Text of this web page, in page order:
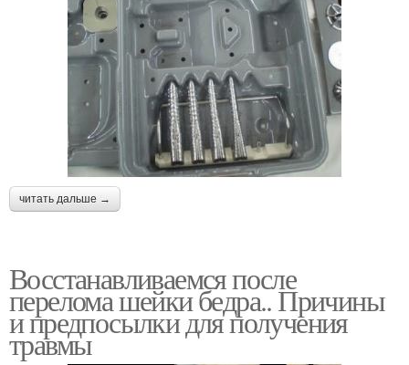
читать дальше →
Восстанавливаемся после
перелома шейки бедра.. Причины
и предпосылки для получения
травмы